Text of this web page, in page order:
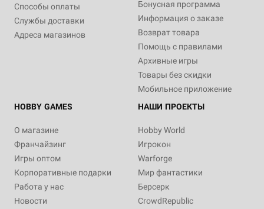
Способы оплаты
Службы доставки
Адреса магазинов
Бонусная программа
Информация о заказе
Возврат товара
Помощь с правилами
Архивные игры
Товары без скидки
Мобильное приложение
HOBBY GAMES
О магазине
Франчайзинг
Игры оптом
Корпоративные подарки
Работа у нас
Новости
НАШИ ПРОЕКТЫ
Hobby World
Игрокон
Warforge
Мир фантастики
Берсерк
CrowdRepublic